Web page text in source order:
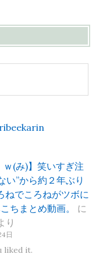
ｗ(み)】笑いすぎ注
い”から約２年ぶり
ねでころねがツボに
ちまとめ動画。
に
り
日
liked it.